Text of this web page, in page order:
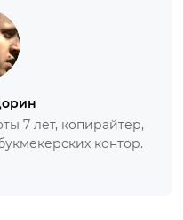
7 лет, копирайтер,
контор.